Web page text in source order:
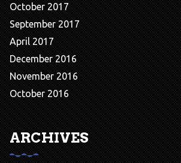
October 2017
September 2017
April 2017
December 2016
November 2016
October 2016
ARCHIVES